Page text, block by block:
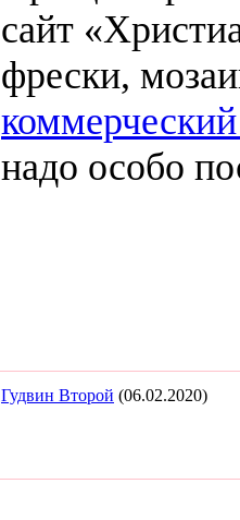
сайт
фрески,
надо особо
Гудвин Второй (06.02.2020)